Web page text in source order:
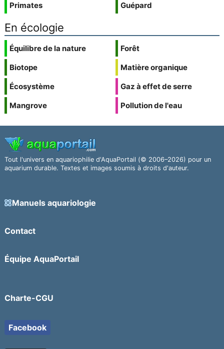
Primates
Guépard
En écologie
Équilibre de la nature
Biotope
Écosystème
Mangrove
Forêt
Matière organique
Gaz à effet de serre
Pollution de l'eau
Tout l'univers en aquariophilie d'AquaPortail (© 2006–2026) pour un
aquarium durable. Textes et images soumis à droits d'auteur.
Manuels aquariologie
Contact
Équipe AquaPortail
Charte-CGU
Facebook